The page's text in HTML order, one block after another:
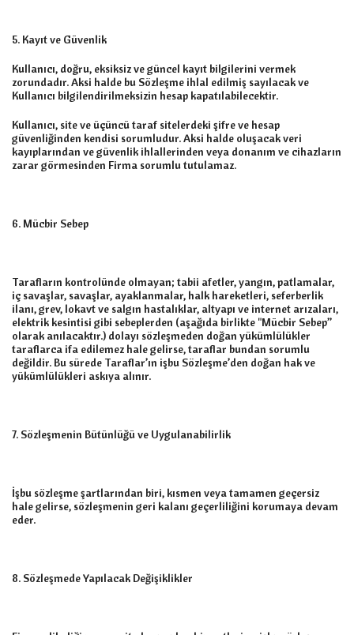
5. Kayıt ve Güvenlik
Kullanıcı, doğru, eksiksiz ve güncel kayıt bilgilerini vermek
zorundadır. Aksi halde bu Sözleşme ihlal edilmiş sayılacak ve
Kullanıcı bilgilendirilmeksizin hesap kapatılabilecektir.
Kullanıcı, site ve üçüncü taraf sitelerdeki şifre ve hesap
güvenliğinden kendisi sorumludur. Aksi halde oluşacak veri
kayıplarından ve güvenlik ihlallerinden veya donanım ve cihazların
zarar görmesinden Firma sorumlu tutulamaz.
6. Mücbir Sebep
Tarafların kontrolünde olmayan; tabii afetler, yangın, patlamalar,
iç savaşlar, savaşlar, ayaklanmalar, halk hareketleri, seferberlik
ilanı, grev, lokavt ve salgın hastalıklar, altyapı ve internet arızaları,
elektrik kesintisi gibi sebeplerden (aşağıda birlikte "Mücbir Sebep”
olarak anılacaktır.) dolayı sözleşmeden doğan yükümlülükler
taraflarca ifa edilemez hale gelirse, taraflar bundan sorumlu
değildir. Bu sürede Taraflar’ın işbu Sözleşme’den doğan hak ve
yükümlülükleri askıya alınır.
7. Sözleşmenin Bütünlüğü ve Uygulanabilirlik
İşbu sözleşme şartlarından biri, kısmen veya tamamen geçersiz
hale gelirse, sözleşmenin geri kalanı geçerliliğini korumaya devam
eder.
8. Sözleşmede Yapılacak Değişiklikler